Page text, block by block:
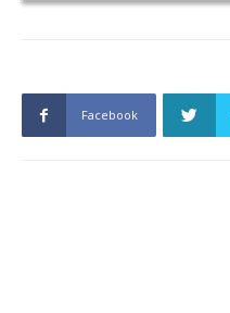
Facebook